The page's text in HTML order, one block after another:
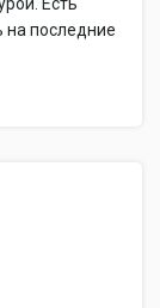
на последние